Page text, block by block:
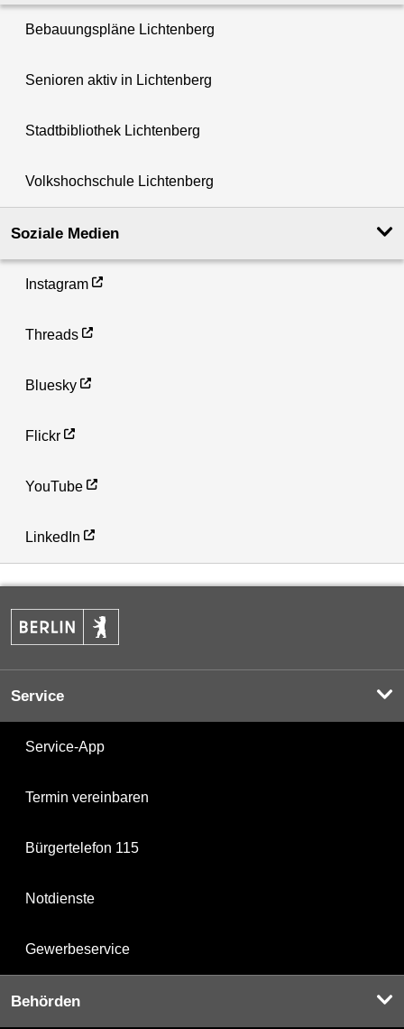
Bebauungspläne Lichtenberg
Senioren aktiv in Lichtenberg
Stadtbibliothek Lichtenberg
Volkshochschule Lichtenberg
Soziale Medien
Instagram
Threads
Bluesky
Flickr
YouTube
LinkedIn
Service
Service-App
Termin vereinbaren
Bürgertelefon 115
Notdienste
Gewerbeservice
Behörden